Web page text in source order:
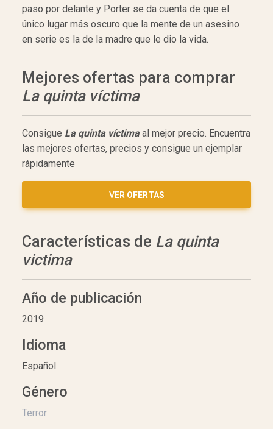
paso por delante y Porter se da cuenta de que el
único lugar más oscuro que la mente de un asesino
en serie es la de la madre que le dio la vida.
Mejores ofertas para comprar
La quinta víctima
Consigue La quinta víctimaal mejor precio. Encuentra
las mejores ofertas, precios y consigue un ejemplar
rápidamente
VER OFERTAS
Características de La quinta
victima
Año de publicación
2019
Idioma
Español
Género
Terror